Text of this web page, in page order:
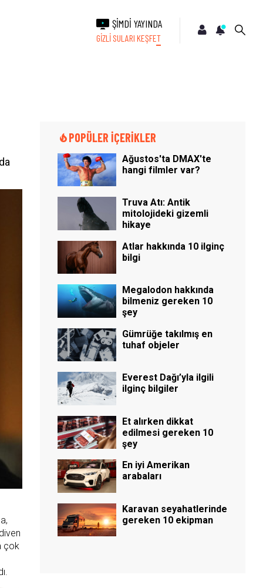
ŞİMDİ YAYINDA
GİZLİ SULARI KEŞFET
çok
POPÜLER İÇERİKLER
Ağustos'ta DMAX'te
hangi filmler var?
Truva Atı: Antik
mitolojideki gizemli
hikaye
Atlar hakkında 10 ilginç
bilgi
Megalodon hakkında
bilmeniz gereken 10
şey
Gümrüğe takılmış en
tuhaf objeler
Everest Dağı’yla ilgili
ilginç bilgiler
Et alırken dikkat
edilmesi gereken 10
şey
En iyi Amerikan
arabaları
Karavan seyahatlerinde
gereken 10 ekipman